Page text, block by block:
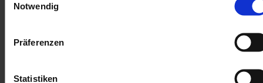
Notwendig
Präferenzen
Statistiken
ergonomische Ruheräume zur Verfügung stellen.
Verstetigung